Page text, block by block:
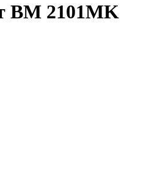
BM 2101MK